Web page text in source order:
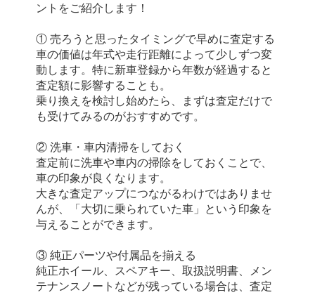
ントをご紹介します！
① 売ろうと思ったタイミングで早めに査定する
車の価値は年式や走行距離によって少しずつ変
動します。特に新車登録から年数が経過すると
査定額に影響することも。
乗り換えを検討し始めたら、まずは査定だけで
も受けてみるのがおすすめです。
② 洗車・車内清掃をしておく
査定前に洗車や車内の掃除をしておくことで、
車の印象が良くなります。
大きな査定アップにつながるわけではありませ
んが、「大切に乗られていた車」という印象を
与えることができます。
③ 純正パーツや付属品を揃える
純正ホイール、スペアキー、取扱説明書、メン
テナンスノートなどが残っている場合は、査定